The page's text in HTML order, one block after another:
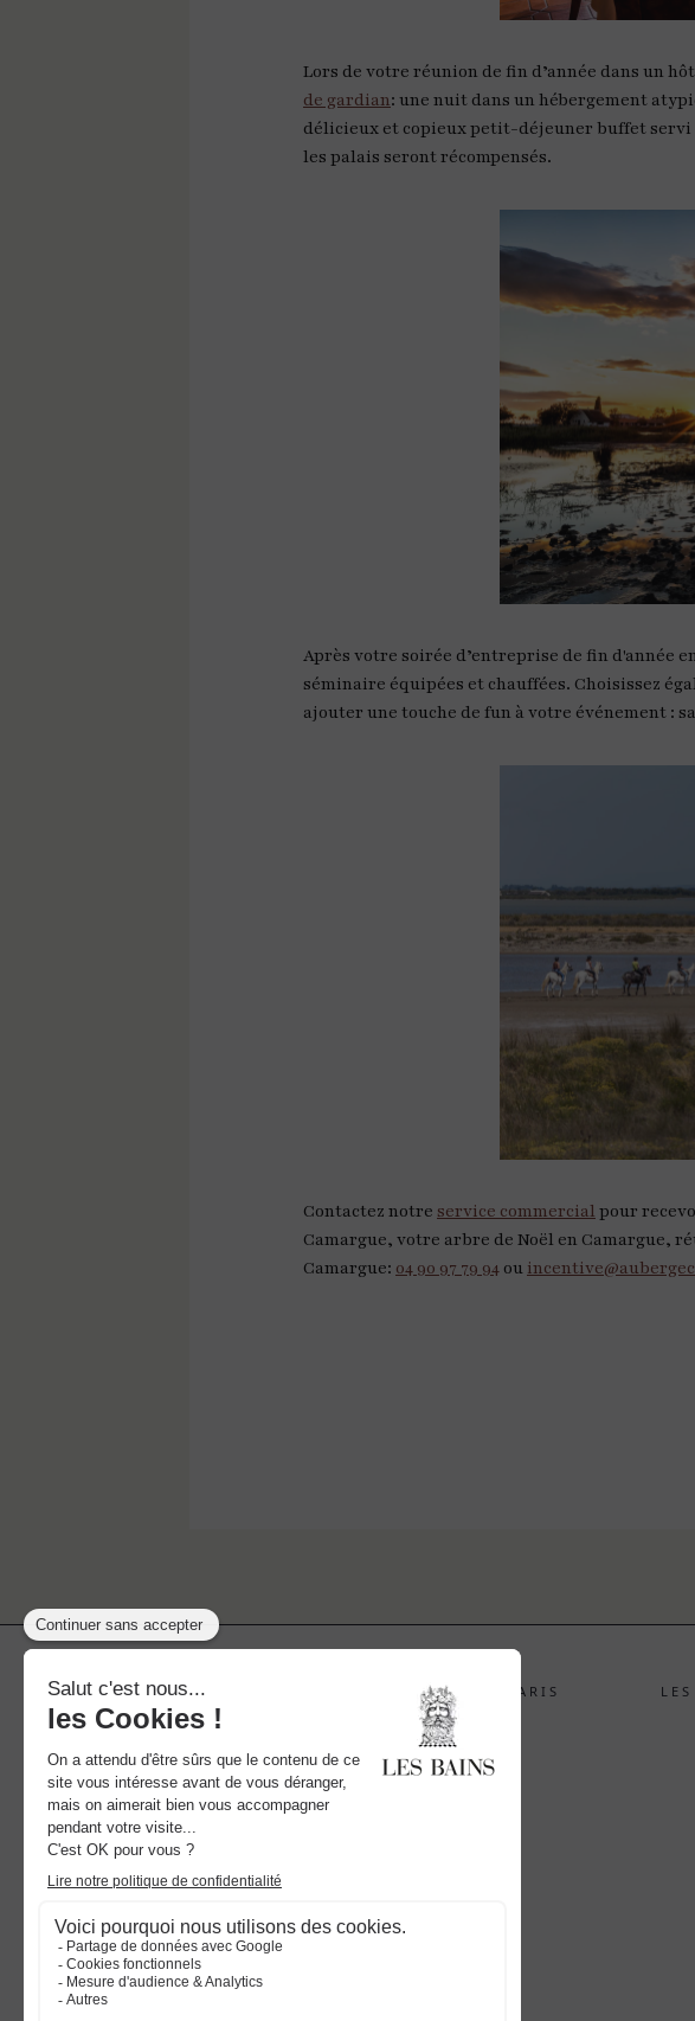
Lors de votre réunion de fin d’année dans un
de gardian: une nuit dans un hébergement
délicieux et copieux petit-déjeuner buffet servi
les palais seront récompensés.
Après votre soirée d’entreprise de fin d'année
séminaire équipées et chauffées. Choisissez
ajouter une touche de fun à votre événement :
Contactez notre service commercial pour
Camargue, votre arbre de Noël en Camargue,
Camargue: 04 90 97 79 94 ou
ACTUALITES LES BAINS PARIS
RECRUTEMENT CONTACT